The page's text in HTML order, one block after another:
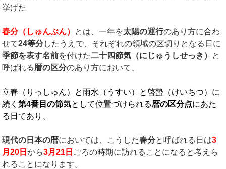
挙げた
春分（しゅんぶん） とは、一年を太陽の運行のあり方に合わ
せて24等分したうえで、それぞれの領域の区切りとなる日に
季節を表す名前を付けた二十四節気（にじゅうしせっき） と
呼ばれる暦の区分のあり方において、
立春（りっしゅん）と雨水（うすい）と啓蟄（けいちつ）に
続く第4番目の節気として位置づけられる暦の区分点にあた
る日であり、
現代の日本の暦においては、こうした春分と呼ばれる日は3
月20 日から3月21 日 ごろの時期に訪れることになると考えら
れることになります。